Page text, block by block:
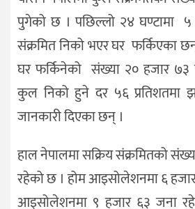
पुगेको छ । पछिल्लो २४ घण्टामा ५
संक्रमित निको भएर घर फर्किएका
घर फर्किनेको संख्या २० हजार
कुल निको हुने दर ५६ प्रतिशतमा
जानकारी दिएका छन् ।
हाल नेपालमा सक्रिय संक्रमितको
रहेको छ । होम आइसोलेशनमा ६
आइसोलेशनमा ९ हजार ६३ जना